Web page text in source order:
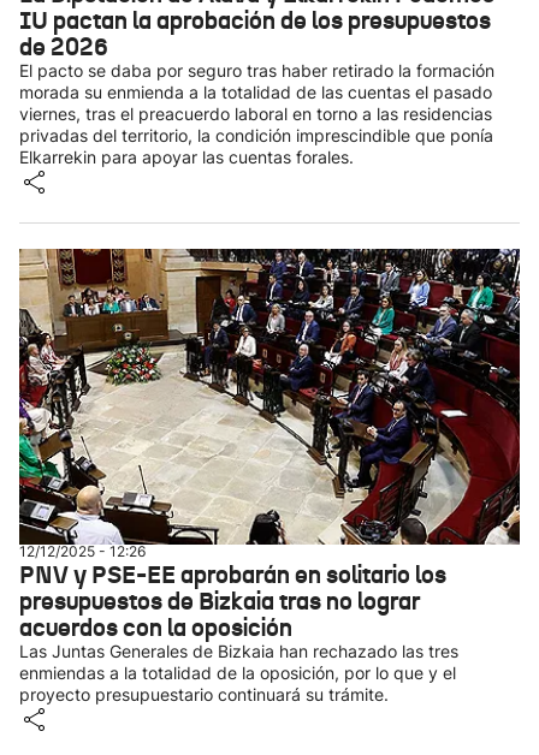
IU pactan la aprobación de los presupuestos
de 2026
El pacto se daba por seguro tras haber retirado la formación
morada su enmienda a la totalidad de las cuentas el pasado
viernes, tras el preacuerdo laboral en torno a las residencias
privadas del territorio, la condición imprescindible que ponía
Elkarrekin para apoyar las cuentas forales.
12/12/2025 - 12:26
PNV y PSE-EE aprobarán en solitario los
presupuestos de Bizkaia tras no lograr
acuerdos con la oposición
Las Juntas Generales de Bizkaia han rechazado las tres
enmiendas a la totalidad de la oposición, por lo que y el
proyecto presupuestario continuará su trámite.